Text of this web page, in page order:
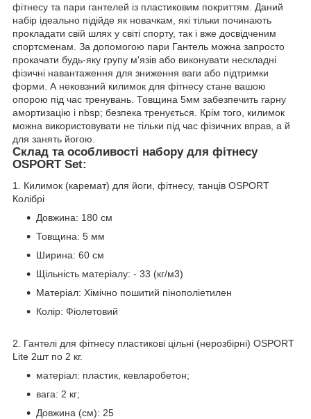
фітнесу та пари гантелей із пластиковим покриттям. Даний
набір ідеально підійде як новачкам, які тільки починають
прокладати свій шлях у світі спорту, так і вже досвідченим
спортсменам. За допомогою пари Гантель можна запросто
прокачати будь-яку групу м'язів або виконувати нескладні
фізичні навантаження для зниження ваги або підтримки
форми. А нековзний килимок для фітнесу стане вашою
опорою під час тренувань. Товщина 5мм забезпечить гарну
амортизацію і nbsp; безпека тренується. Крім того, килимок
можна використовувати не тільки під час фізичних вправ, а й
для занять йогою.
Склад та особливості набору для фітнесу
OSPORT Set:
1. Килимок (каремат) для йоги, фітнесу, танців OSPORT
Колібрі
Довжина: 180 см
Товщина: 5 мм
Ширина: 60 см
Щільність матеріалу: - 33 (кг/м3)
Матеріал: Хімічно пошитий пінополіетилен
Колір: Фіолетовий
2. Гантелі для фітнесу пластикові цільні (нерозбірні) OSPORT
Lite 2шт по 2 кг.
матеріал: пластик, кевларобетон;
вага: 2 кг;
Довжина (см): 25